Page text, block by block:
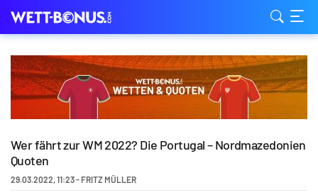
Wer fährt zur WM 2022? Die Portugal – Nordmazedonien
Quoten
29.03.2022,11:23- FRITZ MÜLLER